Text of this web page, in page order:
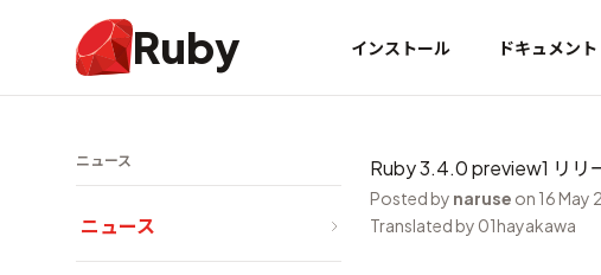
Ruby インストール ドキュメント
ニュース
ニュース
Ruby 3.4.0 preview1 リリ
Posted by naruse on 16 May
Translated by 01hayakawa